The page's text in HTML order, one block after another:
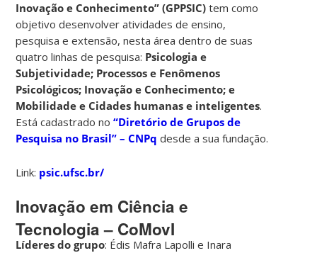
Inovação e Conhecimento” (GPPSIC) tem como
objetivo desenvolver atividades de ensino,
pesquisa e extensão, nesta área dentro de suas
quatro linhas de pesquisa: Psicologia e
Subjetividade; Processos e Fenômenos
Psicológicos; Inovação e Conhecimento; e
Mobilidade e Cidades humanas e inteligentes.
Está cadastrado no“Diretório de Grupos de
Pesquisa no Brasil” – CNPq desde a sua fundação.
Link: psic.ufsc.br/
Inovação em Ciência e
Tecnologia – CoMovI
Líderes do grupo: Édis Mafra Lapolli e Inara